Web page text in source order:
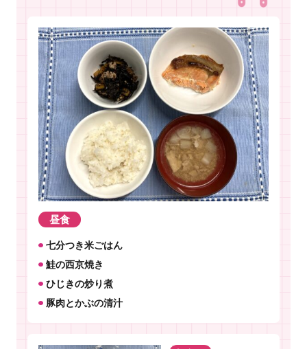
昼食
七分つき米ごはん
鮭の西京焼き
ひじきの炒り煮
豚肉とかぶの清汁